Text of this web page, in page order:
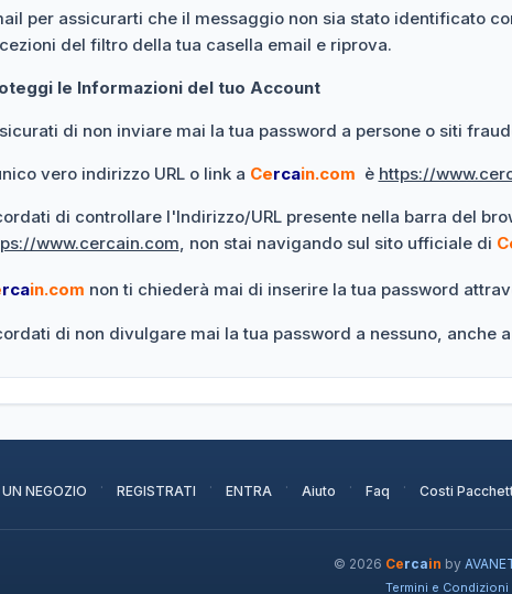
per assicurarti che il messaggio non sia stato identificato
del filtro della tua casella email e riprova.
le Informazioni del tuo Account
di non inviare mai la tua password a persone o siti
vero indirizzo URL o link a Cercain.com è https://
di controllare l'Indirizzo/URL presente nella barra del
www.cercain.com, non stai navigando sul sito ufficiale di
rcain.com non ti chiederà mai di inserire la tua password
di non divulgare mai la tua password a nessuno, anche
NEGOZIO · REGISTRATI · ENTRA · Aiuto · Faq · Costi
© 2026 Cercain by
Termini e Condizioni